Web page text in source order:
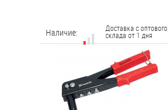
Наличие: Доставка с оптового
склада от 1 дня
Доставка с оптового
склада от 1 дня